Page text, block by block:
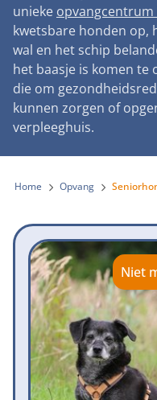
Landelijke
Verantwoord
Landelijk
Verplichte pre-
Gemeentelijk
Bescherming
Lezingen
unieke opvangcentrum
kwetsbare honden op,
wal en het schip
het baasje is komen te
die om
kunnen zorgen of
verpleeghuis.
Home Opvang
Niet